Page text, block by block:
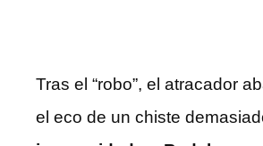
Tras el “robo”, el atracador
el eco de un chiste